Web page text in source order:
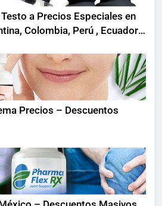
a Precios Especiales en
Colombia, Perú , Ecuador,
Precios – Descuentos